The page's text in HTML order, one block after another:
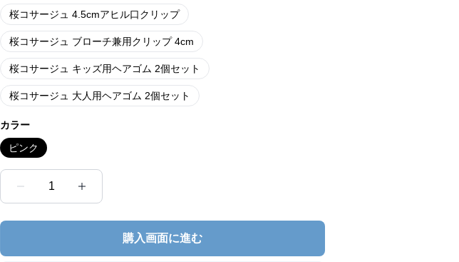
桜コサージュ 4.5cmアヒル口クリップ
桜コサージュ ブローチ兼用クリップ 4cm
桜コサージュ キッズ用ヘアゴム 2個セット
桜コサージュ 大人用ヘアゴム 2個セット
カラー
ピンク
1
購入画面に進む